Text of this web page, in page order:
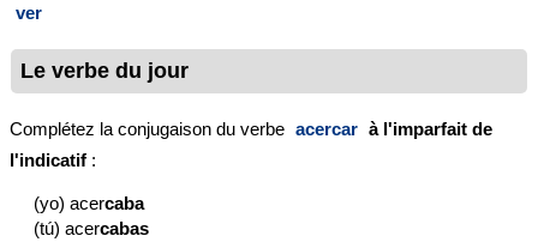
ver
Le verbe du jour
Complétez la conjugaison du verbe acercar à l'imparfait de
l'indicatif :
(yo) acercaba
(tú) acercabas